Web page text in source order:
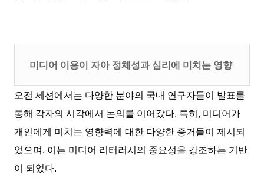
미디어 이용이 자아 정체성과 심리에 미치는 영향
오전 세션에서는 다양한 분야의 국내 연구자들이 발표를
통해 각자의 시각에서 논의를 이어갔다. 특히, 미디어가
개인에게 미치는 영향력에 대한 다양한 증거들이 제시되
었으며, 이는 미디어 리터러시의 중요성을 강조하는 기반
이 되었다.